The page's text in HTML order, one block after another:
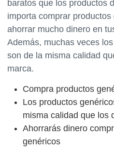
baratos que los productos
importa comprar
ahorrar mucho dinero en
Además, muchas veces
son de la misma calidad
marca.
Compra productos
Los productos
misma calidad que los
Ahorrarás dinero
genéricos